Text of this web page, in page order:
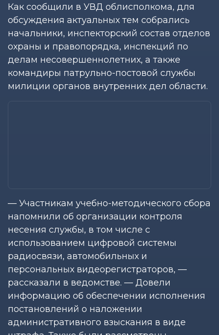
Как сообщили в УВД облисполкома, для
обсуждения актуальных тем собрались
начальники, инспекторский состав отделов
охраны и правопорядка, инспекций по
делам несовершеннолетних, а также
командиры патрульно-постовой службы
милиции органов внутренних дел области.
— Участникам учебно-методического сбора
напомнили об организации контроля
несения службы, в том числе с
использованием цифровой системы
радиосвязи, автомобильных и
персональных видеорегистраторов, —
рассказали в ведомстве. — Довели
информацию об обеспечении исполнения
постановлений о наложении
административного взыскания в виде